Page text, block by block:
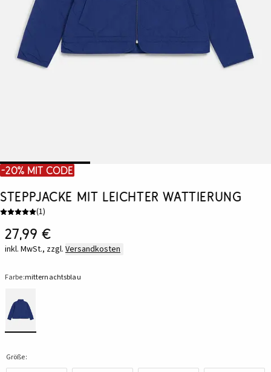
-20% mit Code
Steppjacke mit leichter Wattierung
(1)
27,99 €
inkl. MwSt., zzgl. Versandkosten
Farbe:mitternachtsblau
Größe: